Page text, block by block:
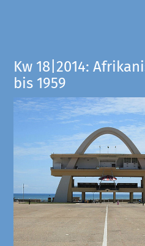
Kw 18|2014:
bis 1959